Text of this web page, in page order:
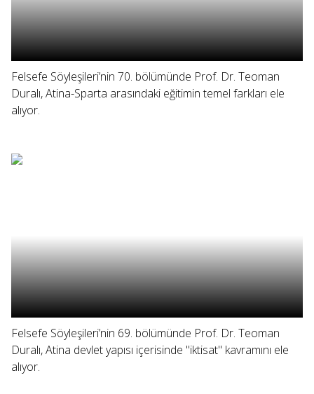
Felsefe Söyleşileri’nin 70. bölümünde Prof. Dr. Teoman
Duralı, Atina-Sparta arasındaki eğitimin temel farkları ele
alıyor.
Felsefe Söyleşileri’nin 69. bölümünde Prof. Dr. Teoman
Duralı, Atina devlet yapısı içerisinde "iktisat" kavramını ele
alıyor.